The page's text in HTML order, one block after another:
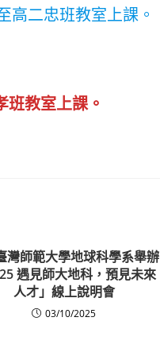
高二忠班教室上課。
教室上課。
灣師範大學地球科學系舉辦
遇見師大地科，預見未來
人才」線上說明會
03/10/2025